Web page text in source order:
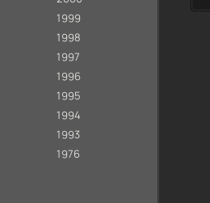
1999
1998
1997
1996
1995
1994
1993
1976